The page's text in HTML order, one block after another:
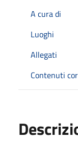
A cura di
Luoghi
Allegati
Contenuti